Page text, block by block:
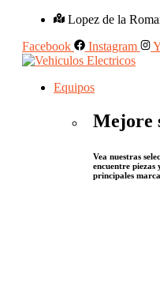
Lopez de la
Facebook
Instagram
Equipos
Mejore
Vea nuestras
encuentre piezas
principales